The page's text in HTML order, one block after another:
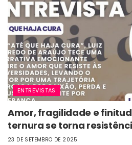
ENTREVISTAS
Amor, fragilidade e
ternura se torna
23 DE SETEMBRO DE 2025